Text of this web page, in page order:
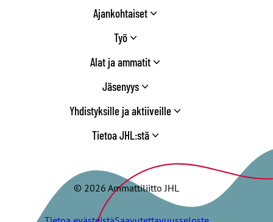
Ajankohtaiset
Työ
Alat ja ammatit
Jäsenyys
Yhdistyksille ja aktiiveille
Tietoa JHL:stä
© 2026 Ammattiliitto JHL